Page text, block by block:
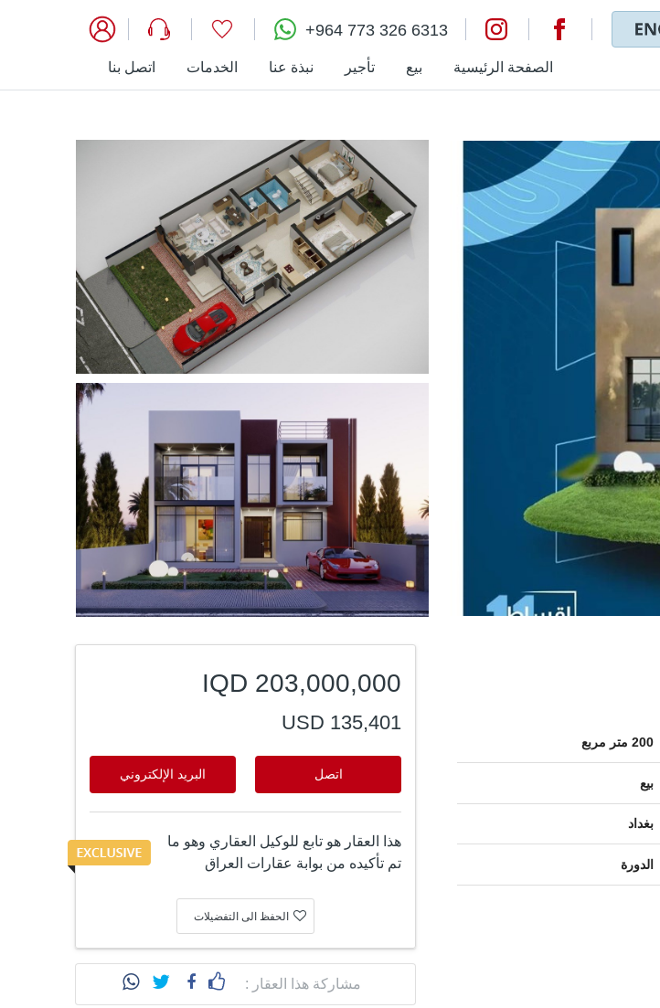
+964 773 326 6313
الصفحة الرئيسية بيع تأجير نبذة عنا الخدمات اتصل بنا
200 متر مربع
بيع
بغداد
الدورة
IQD 203,000,000
USD 135,401
اتصل البريد الإلكتروني
هذا العقار هو تابع للوكيل العقاري وهو ما
تم تأكيده من بوابة عقارات العراق
الحفظ الى التفضيلات
مشاركة هذا العقار :